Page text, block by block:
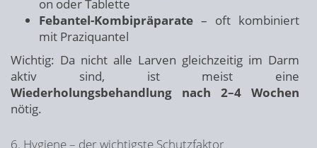
on oder Tablette
Febantel-Kombipräparate – oft kombiniert
mit Praziquantel
Wichtig: Da nicht alle Larven gleichzeitig im Darm
aktiv sind, ist meist eine
Wiederholungsbehandlung nach 2–4 Wochen
nötig.
6. Hygiene – der wichtigste Schutzfaktor